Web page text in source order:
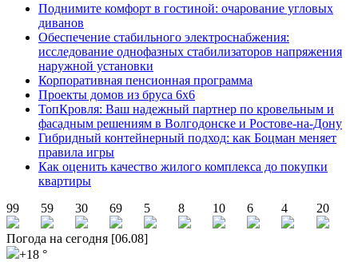
Поднимите комфорт в гостиной: очарование угловых
диванов
Обеспечение стабильного электроснабжения:
исследование однофазных стабилизаторов напряжения
наружной установки
Корпоративная пенсионная программа
Проекты домов из бруса 6х6
ТопКровля: Ваш надежный партнер по кровельным и
фасадным решениям в Волгодонске и Ростове-на-Дону
Гибридный контейнерный подход: как Боцман меняет
правила игры
Как оценить качество жилого комплекса до покупки
квартиры
99
59 30 69 5 8 10 6 4 20
Погода на сегодня [06.08]
+18 °